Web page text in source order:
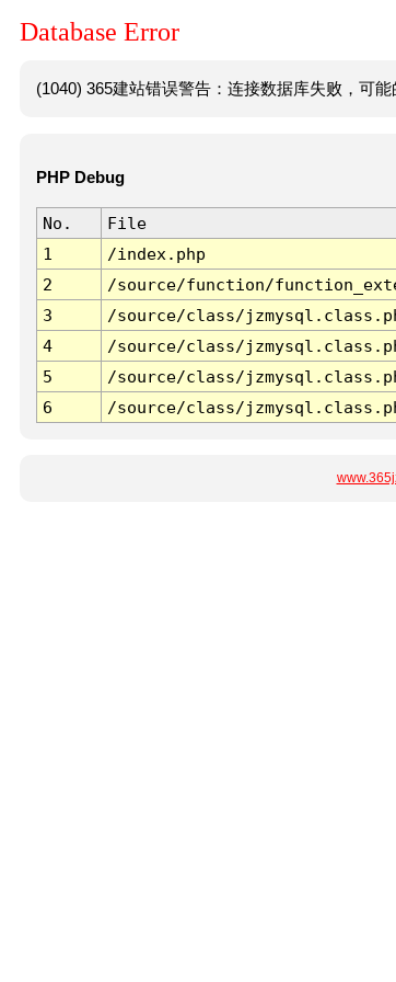
Database Error
(1040) 365建站错误警告：连接数据库失败，可
PHP Debug
No. File
1
/index.php
2
/source/function/
3
/source/class/
4
/source/class/
5
/source/class/
6
/source/class/